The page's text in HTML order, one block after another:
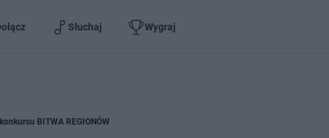
Słuchaj Wygraj
BITWA REGIONÓW